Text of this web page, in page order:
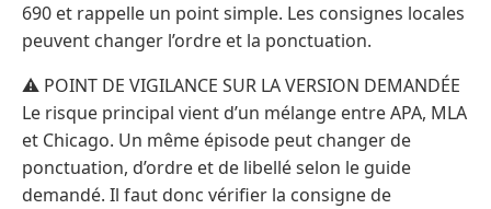
690 et rappelle un point simple. Les consignes locales
peuvent changer l’ordre et la ponctuation.
⚠️ POINT DE VIGILANCE SUR LA VERSION DEMANDÉE
Le risque principal vient d’un mélange entre APA, MLA
et Chicago. Un même épisode peut changer de
ponctuation, d’ordre et de libellé selon le guide
demandé. Il faut donc vérifier la consigne de